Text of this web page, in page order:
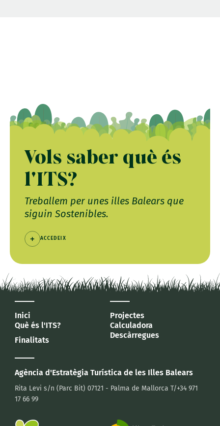
Vols saber què és
l'ITS?
Treballem per unes illes Balears que
siguin Sostenibles.
ACCEDEIX
Agència d'Estratègia Turística de les Illes Balears
Rita Levi s/n (Parc Bit) 07121 - Palma de Mallorca T/+34 971
17 66 99
Inici
Què és l'ITS?
Finalitats
Projectes
Calculadora
Descàrregues